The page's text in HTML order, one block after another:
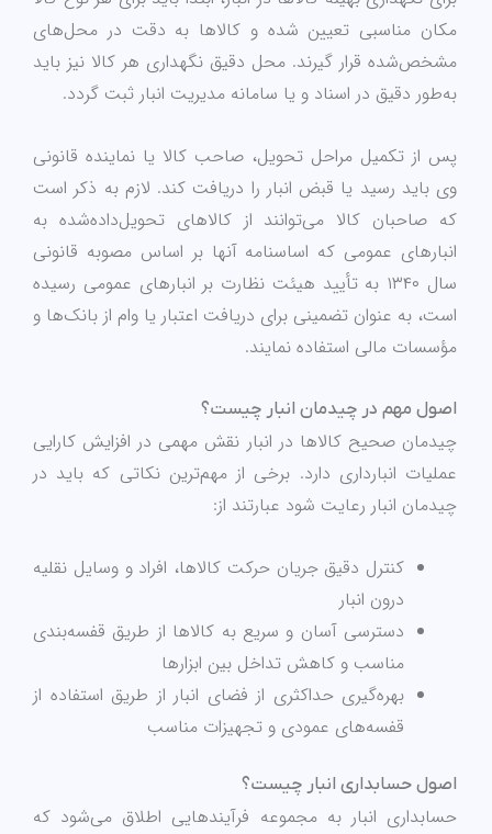
مکان مناسبی تعیین شده و کالاها به دقت در محل‌های
مشخص‌شده قرار گیرند. محل دقیق نگهداری هر کالا نیز باید
به‌طور دقیق در اسناد و یا سامانه مدیریت انبار ثبت گردد.
پس از تکمیل مراحل تحویل، صاحب کالا یا نماینده قانونی
وی باید رسید یا قبض انبار را دریافت کند. لازم به ذکر است
که صاحبان کالا می‌توانند از کالاهای تحویل‌داده‌شده به
انبارهای عمومی که اساسنامه آنها بر اساس مصوبه قانونی
سال ۱۳۴۰ به تأیید هیئت نظارت بر انبارهای عمومی رسیده
است، به عنوان تضمینی برای دریافت اعتبار یا وام از بانک‌ها و
مؤسسات مالی استفاده نمایند.
اصول مهم در چیدمان انبار چیست؟
چیدمان صحیح کالاها در انبار نقش مهمی در افزایش کارایی
عملیات انبارداری دارد. برخی از مهم‌ترین نکاتی که باید در
چیدمان انبار رعایت شود عبارتند از:
کنترل دقیق جریان حرکت کالاها، افراد و وسایل نقلیه
درون انبار
دسترسی آسان و سریع به کالاها از طریق قفسه‌بندی
مناسب و کاهش تداخل بین ابزارها
بهره‌گیری حداکثری از فضای انبار از طریق استفاده از
قفسه‌های عمودی و تجهیزات مناسب
اصول حسابداری انبار چیست؟
حسابداری انبار به مجموعه فرآیندهایی اطلاق می‌شود که